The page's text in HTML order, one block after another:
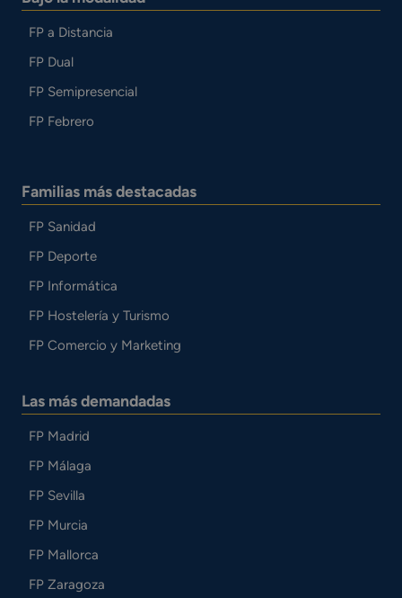
FP a Distancia
FP Dual
FP Semipresencial
FP Febrero
Familias más destacadas
FP Sanidad
FP Deporte
FP Informática
FP Hostelería y Turismo
FP Comercio y Marketing
Las más demandadas
FP Madrid
FP Málaga
FP Sevilla
FP Murcia
FP Mallorca
FP Zaragoza